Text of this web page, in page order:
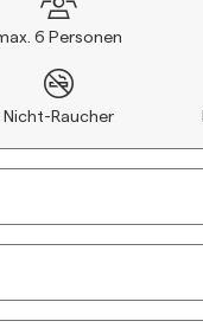
6 Personen
Nicht-Raucher